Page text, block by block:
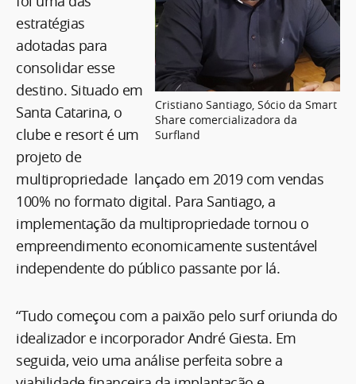
Cristiano Santiago, Sócio da Smart
Share comercializadora da
Surfland
estratégias
adotadas para
consolidar esse
destino. Situado em
Santa Catarina, o
clube e resort é um
projeto de
multipropriedade lançado em 2019 com vendas
100% no formato digital. Para Santiago, a
implementação da multipropriedade tornou o
empreendimento economicamente sustentável
independente do público passante por lá.
“Tudo começou com a paixão pelo surf oriunda do
idealizador e incorporador André Giesta. Em
seguida, veio uma análise perfeita sobre a